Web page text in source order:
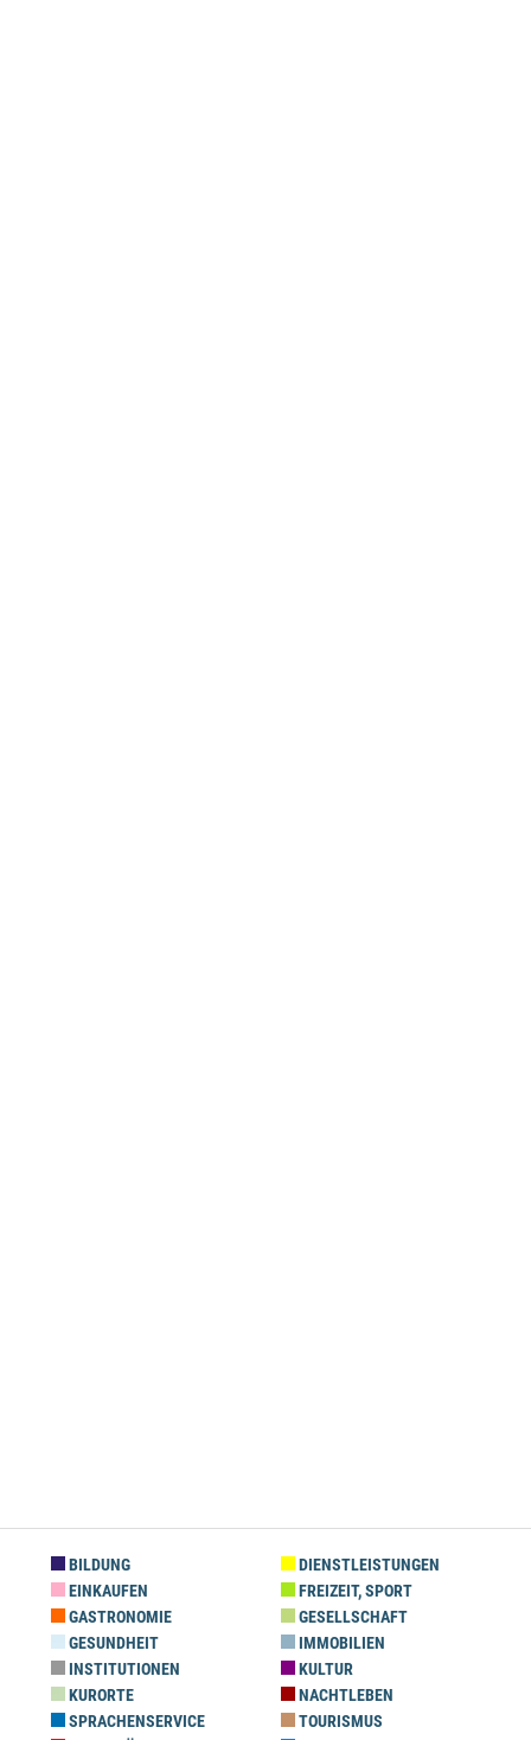
BILDUNG
DIENSTLEISTUNGEN
EINKAUFEN
FREIZEIT, SPORT
GASTRONOMIE
GESELLSCHAFT
GESUNDHEIT
IMMOBILIEN
INSTITUTIONEN
KULTUR
KURORTE
NACHTLEBEN
SPRACHENSERVICE
TOURISMUS